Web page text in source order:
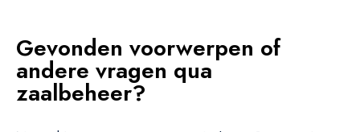
Gevonden voorwerpen of
andere vragen qua
zaalbeheer?